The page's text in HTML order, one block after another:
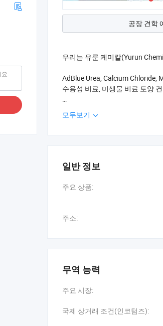
공장 견학
우리는 유룬 케미칼(Yurun
AdBlue Urea, Calcium Chloride,
수용성 비료, 미생물 비료 토양
우리는 중국에 15개의 생산 기
, 우리는 중국, 미국, 노르웨이, 독
그리고 이스라엘의 과학 연구
많은 국제적인 최고 전문가들이
모두보기
일반 정보
주요 상품:
주소:
무역 능력
주요 시장:
국제 상거래 조건(인코텀즈):